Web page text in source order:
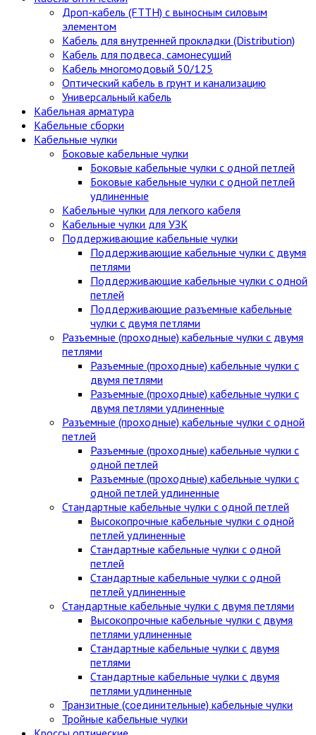
Дроп-кабель (FTTH) с выносным силовым
элементом
Кабель для внутренней прокладки (Distribution)
Кабель для подвеса, самонесущий
Кабель многомодовый 50/125
Оптический кабель в грунт и канализацию
Универсальный кабель
Кабельная арматура
Кабельные сборки
Кабельные чулки
Боковые кабельные чулки
Боковые кабельные чулки с одной петлей
Боковые кабельные чулки с одной петлей
удлиненные
Кабельные чулки для легкого кабеля
Кабельные чулки для УЗК
Поддерживающие кабельные чулки
Поддерживающие кабельные чулки с двумя
петлями
Поддерживающие кабельные чулки с одной
петлей
Поддерживающие разъемные кабельные
чулки с двумя петлями
Разъемные (проходные) кабельные чулки с двумя
петлями
Разъемные (проходные) кабельные чулки с
двумя петлями
Разъемные (проходные) кабельные чулки с
двумя петлями удлиненные
Разъемные (проходные) кабельные чулки с одной
петлей
Разъемные (проходные) кабельные чулки с
одной петлей
Разъемные (проходные) кабельные чулки с
одной петлей удлиненные
Стандартные кабельные чулки c одной петлей
Высокопрочные кабельные чулки с одной
петлей удлиненные
Стандартные кабельные чулки с одной
петлей
Стандартные кабельные чулки с одной
петлей удлиненные
Стандартные кабельные чулки с двумя петлями
Высокопрочные кабельные чулки с двумя
петлями удлиненные
Стандартные кабельные чулки с двумя
петлями
Стандартные кабельные чулки с двумя
петлями удлиненные
Транзитные (соединительные) кабельные чулки
Тройные кабельные чулки